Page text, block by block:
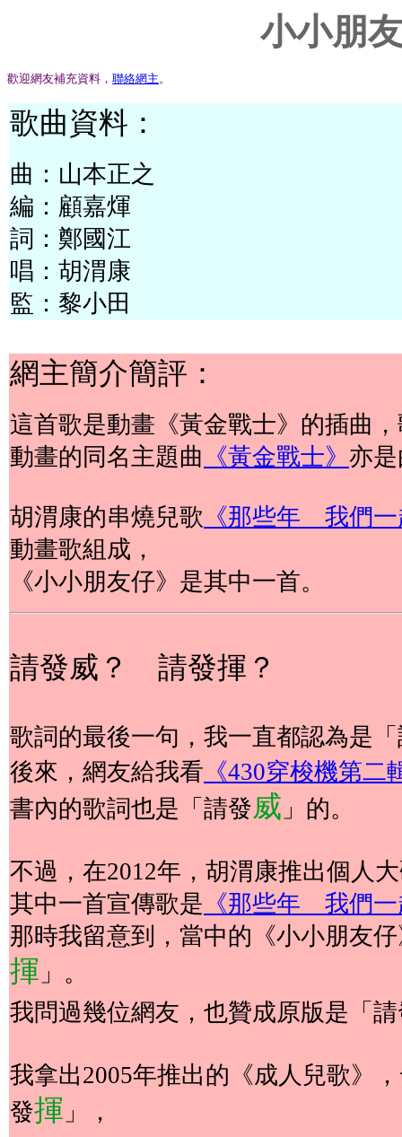
小小朋
歡迎網友補充資料， 聯絡網主。
歌曲資料：
曲：山本正之
編：顧嘉煇
詞：鄭國江
唱：胡渭康
監：黎小田
網主簡介簡評：
這首歌是動畫《黃金戰士》的插曲
動畫的同名主題曲 《黃金戰士》 亦
胡渭康的串燒兒歌 《那些年 我們
動畫歌組成，
《小小朋友仔》是其中一首。
請發威？ 請發揮？
歌詞的最後一句，我一直都認為是
後來，網友給我看 《430穿梭機第二
書內的歌詞也是「請發威 」的。
不過，在2012年，胡渭康推出個人
其中一首宣傳歌是 《那些年 我們
那時我留意到，當中的《小小朋友
揮 」。
我問過幾位網友，也贊成原版是「
我拿出2005年推出的《成人兒歌》
發揮 」，